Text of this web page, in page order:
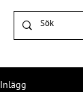
Inlägg